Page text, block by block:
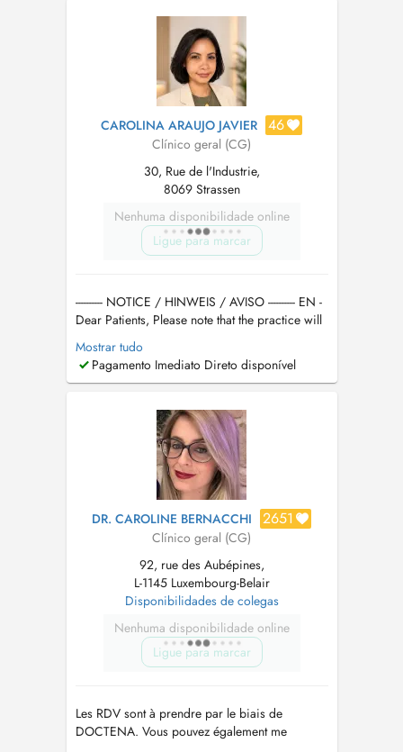
Luxembourg (CHL) où j'ai eu l'opportun...
CAROLINA ARAUJO JAVIER 46
Clínico geral (CG)
30, Rue de l'Industrie,
8069 Strassen
Nenhuma disponibilidade online
Ligue para marcar
---------- NOTICE / HINWEIS / AVISO ---------- EN -
Dear Patients, Please note that the practice will
be closed from 3 to 18 August 2026, inclusive.
Appointments will resume on 19 August.
During this period, patients requiring non-
Mkrtchyan at Centre Médi...
Mostrar tudo
Pagamento Imediato Direto disponível
DR. CAROLINE BERNACCHI 2651
Clínico geral (CG)
92, rue des Aubépines,
L-1145 Luxembourg-Belair
Disponibilidades de colegas
Nenhuma disponibilidade online
Ligue para marcar
Les RDV sont à prendre par le biais de
DOCTENA. Vous pouvez également me